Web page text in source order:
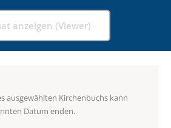
anzeigen (Viewer)
ausgewählten Kirchenbuchs kann
Datum enden.